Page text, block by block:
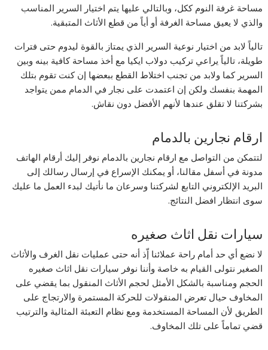
مساحة غرفة النوم ككل، وبالتالي عليها يتم اختيار السرير المناسب
والذي لا يعيق مساحة الغرفة أو أياً من قطع الأثاث المتبقية.
تالياً لابد من اختيار نوعية السرير الذي يمتاز بالقوة ليدوم حتى فترات
طويلة، تالياً يراعي تركيب دولاب ايكيا مع أخذ مساحة كافية بينه وبين
السرير كما ولابد من تجنب اختلاط القطع ببعضها إن كنت تقوم بتلك
المهمة بنفسك ولكن إن اعتمدت على نجار في الدمام ممن يتواجد
بشركتنا لا تقلق عندها لأنهم الأفضل دون نقاش.
ارقام نجارين بالدمام
لتتمكن من التواصل مع ارقام نجارين بالدمام نوفر إليك أرقام الهاتف
مدونة في أسفل مقالنا، أو يمكنك الإسراع في إرسال رسالك إلى
البريد الإلكتروني التابع لشركتنا وسرعان ما نأتيك لبدء العمل ما عليك
سوى انتظار افضل النتائج.
سيارات نقل اثاث صغيره
لا نضع أي حد أمام راحة عملائنا إّذ أنه حتى عمليات نقل الغرف والأثاث
الصغير نتولى القيام به خاصة وأننا نوفر سيارات نقل اثاث صغيره
الحجم ومناسبة بالشكل الأمثل لحجم الأثاث المنقول بما يقضي على
المخاوف حيال تعرض المنقولات للحركة المستمرة والارتجاج على
الطريق لأن المساحة المستخدمة ومع نظام التعبئة المثالية والترتيب
قضي تماماً على تلك المخاوف.